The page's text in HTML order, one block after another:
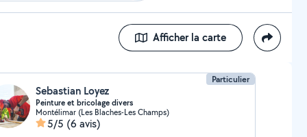
Afficher la carte
Particulier
Sebastian Loyez
Peinture et bricolage divers
Montélimar (Les Blaches-Les Champs)
5/5 (6 avis)